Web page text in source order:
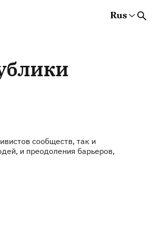
Rus
сообществ, так и
и преодоления барьеров,